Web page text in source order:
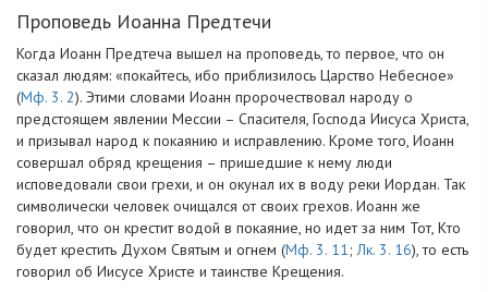
Проповедь Иоанна Предтечи
Когда Иоанн Предтеча вышел на проповедь, то первое, что он
сказал людям: «покайтесь, ибо приблизилось Царство Небесное»
(Мф. 3. 2). Этими словами Иоанн пророчествовал народу о
предстоящем явлении Мессии – Спасителя, Господа Иисуса Христа,
и призывал народ к покаянию и исправлению. Кроме того, Иоанн
совершал обряд крещения – пришедшие к нему люди
исповедовали свои грехи, и он окунал их в воду реки Иордан. Так
символически человек очищался от своих грехов. Иоанн же
говорил, что он крестит водой в покаяние, но идет за ним Тот, Кто
будет крестить Духом Святым и огнем (Мф. 3. 11 ; Лк. 3. 16), то есть
говорил об Иисусе Христе и таинстве Крещения.